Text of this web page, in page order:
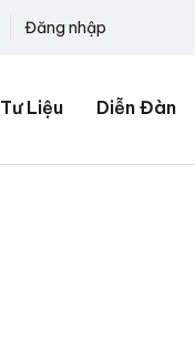
Đăng nhập
Tư Liệu Diễn Đàn